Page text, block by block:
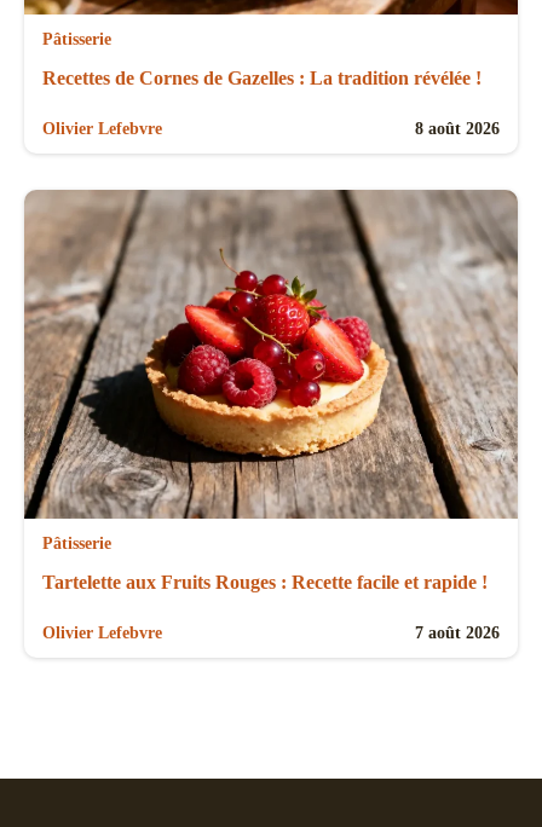
Pâtisserie
Recettes de Cornes de Gazelles : La tradition révélée !
Olivier Lefebvre 8 août 2026
Pâtisserie
Tartelette aux Fruits Rouges : Recette facile et rapide !
Olivier Lefebvre 7 août 2026